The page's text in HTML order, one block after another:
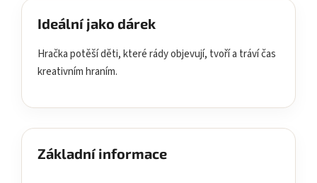
Ideální jako dárek
Hračka potěší děti, které rády objevují, tvoří a tráví čas
kreativním hraním.
Základní informace